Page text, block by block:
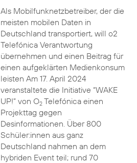
Als Mobilfunknetzbetreiber, der die
meisten mobilen Daten in
Deutschland transportiert, will o2
Telefónica Verantwortung
übernehmen und einen Beitrag für
einen aufgeklärten Medienkonsum
leisten Am 17. April 2024
veranstaltete die Initiative “WAKE
UP!” von O2Telefónica einen
Projekttag gegen
Desinformationen. Über 800
Schüler:innen aus ganz
Deutschland nahmen an dem
hybriden Event teil; rund 70